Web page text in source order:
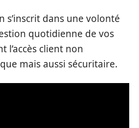
s’inscrit dans une volonté
quotidienne de vos
l’accès client non
mais aussi sécuritaire.